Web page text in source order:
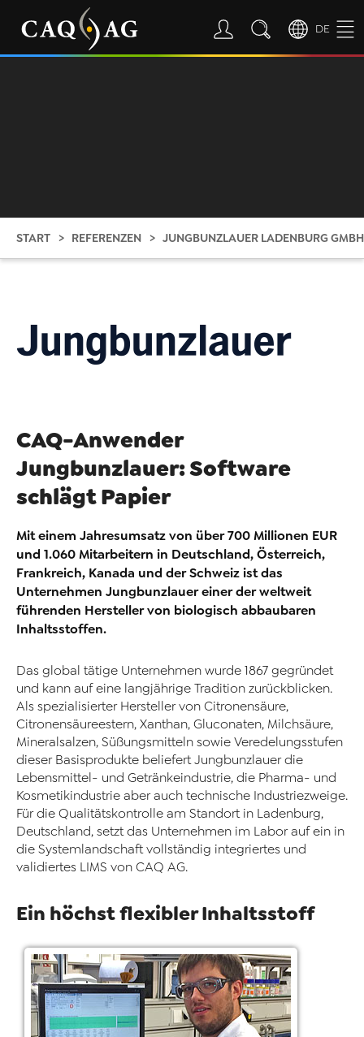
DE
START REFERENZEN JUNGBUNZLAUER LADENBURG GMBH
CAQ-Anwender
Jungbunzlauer: Software
schlägt Papier
Mit einem Jahresumsatz von über 700 Millionen EUR
und 1.060 Mitarbeitern in Deutschland, Österreich,
Frankreich, Kanada und der Schweiz ist das
Unternehmen Jungbunzlauer einer der weltweit
führenden Hersteller von biologisch abbaubaren
Inhaltsstoffen.
Das global tätige Unternehmen wurde 1867 gegründet
und kann auf eine langjährige Tradition zurückblicken.
Als spezialisierter Hersteller von Citronensäure,
Citronensäureestern, Xanthan, Gluconaten, Milchsäure,
Mineralsalzen, Süßungsmitteln sowie Veredelungsstufen
dieser Basisprodukte beliefert Jungbunzlauer die
Lebensmittel- und Getränkeindustrie, die Pharma- und
Kosmetikindustrie aber auch technische Industriezweige.
Für die Qualitätskontrolle am Standort in Ladenburg,
Deutschland, setzt das Unternehmen im Labor auf ein in
die Systemlandschaft vollständig integriertes und
validiertes LIMS von CAQ AG.
Ein höchst flexibler Inhaltsstoff